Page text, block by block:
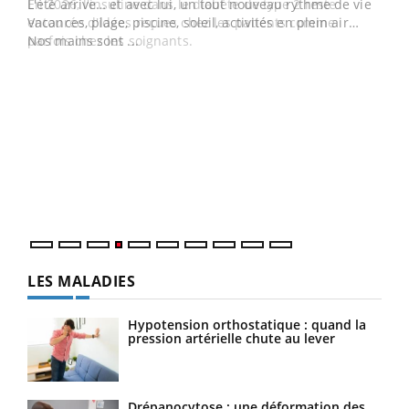
L'été arrive… et avec lui, un tout nouveau rythme de vie !
Vacances, plage, piscine, soleil, activités en plein air…
Nos mains sont ...
LES MALADIES
Hypotension orthostatique : quand la
pression artérielle chute au lever